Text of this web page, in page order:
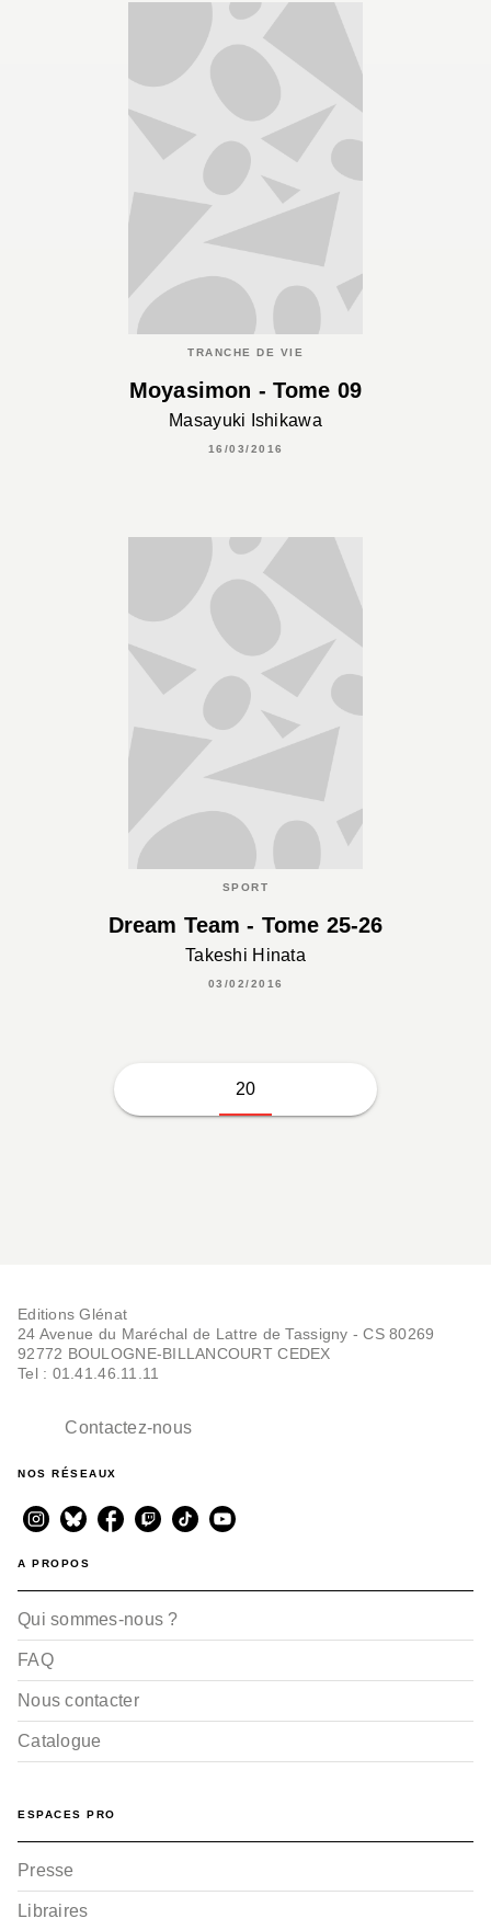
TRANCHE DE VIE
Moyasimon - Tome 09
Masayuki Ishikawa
16/03/2016
SPORT
Dream Team - Tome 25-26
Takeshi Hinata
03/02/2016
20
Editions Glénat
24 Avenue du Maréchal de Lattre de Tassigny - CS 80269
92772 BOULOGNE-BILLANCOURT CEDEX
Tel : 01.41.46.11.11
Contactez-nous
NOS RÉSEAUX
A PROPOS
Qui sommes-nous ?
FAQ
Nous contacter
Catalogue
ESPACES PRO
Presse
Libraires